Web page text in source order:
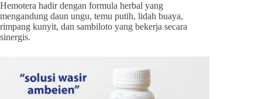
Hemotera hadir dengan formula herbal yang
mengandung daun ungu, temu putih, lidah buaya,
rimpang kunyit, dan sambiloto yang bekerja secara
sinergis.